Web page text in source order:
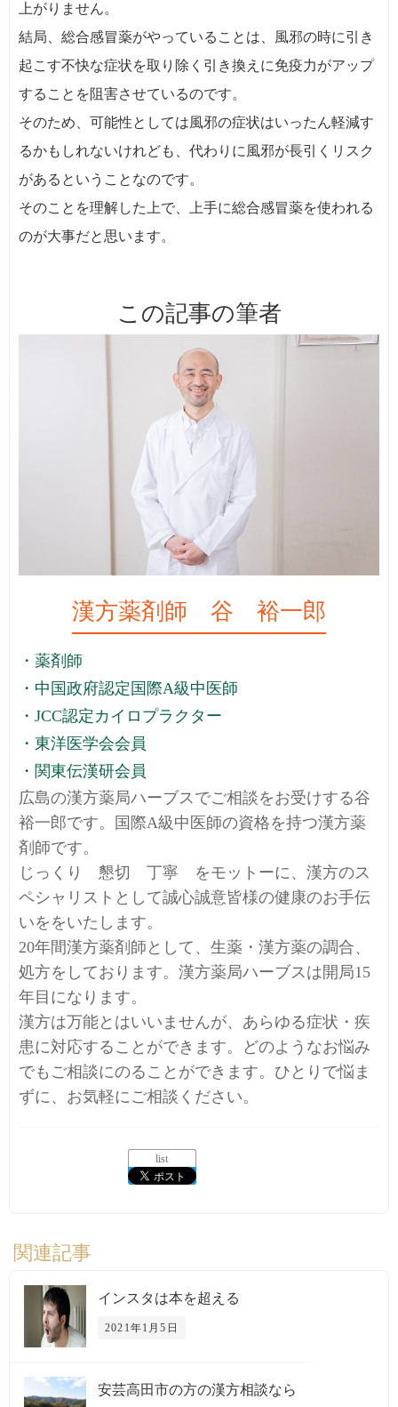
上がりません。
結局、総合感冒薬がやっていることは、風邪の時に引き
起こす不快な症状を取り除く引き換えに免疫力がアップ
することを阻害させているのです。
そのため、可能性としては風邪の症状はいったん軽減す
るかもしれないけれども、代わりに風邪が長引くリスク
があるということなのです。
そのことを理解した上で、上手に総合感冒薬を使われる
のが大事だと思います。
この記事の筆者
漢方薬剤師 谷 裕一郎
・薬剤師
・中国政府認定国際A級中医師
・JCC認定カイロプラクター
・東洋医学会会員
・関東伝漢研会員
広島の漢方薬局ハーブスでご相談をお受けする谷
裕一郎です。国際A級中医師の資格を持つ漢方薬
剤師です。
じっくり 懇切 丁寧 をモットーに、漢方のス
ペシャリストとして誠心誠意皆様の健康のお手伝
いををいたします。
20年間漢方薬剤師として、生薬・漢方薬の調合、
処方をしております。漢方薬局ハーブスは開局15
年目になります。
漢方は万能とはいいませんが、あらゆる症状・疾
患に対応することができます。どのようなお悩み
でもご相談にのることができます。ひとりで悩ま
ずに、お気軽にご相談ください。
list
関連記事
インスタは本を超える
2021年1月5日
安芸高田市の方の漢方相談なら